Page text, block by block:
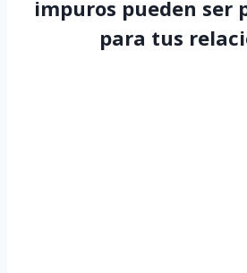
impuros pueden ser
para tus